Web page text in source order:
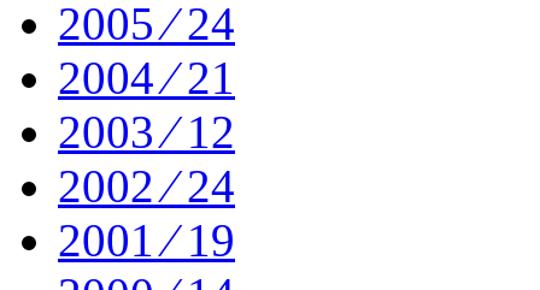
2005 ⁄ 24
2004 ⁄ 21
2003 ⁄ 12
2002 ⁄ 24
2001 ⁄ 19